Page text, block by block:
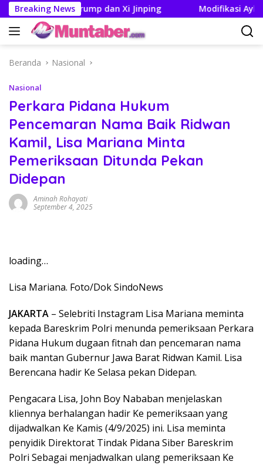
Langsung
ke
konten
Breaking NewsTrump dan Xi Jinping Modifikasi Ayla
Beranda Nasional
Nasional
Perkara Pidana Hukum
Pencemaran Nama Baik Ridwan
Kamil, Lisa Mariana Minta
Pemeriksaan Ditunda Pekan
Didepan
Aminah Rohayati
September 4, 2025
loading…
Lisa Mariana. Foto/Dok SindoNews
JAKARTA – Selebriti Instagram Lisa Mariana meminta
kepada Bareskrim Polri menunda pemeriksaan Perkara
Pidana Hukum dugaan fitnah dan pencemaran nama
baik mantan Gubernur Jawa Barat Ridwan Kamil. Lisa
Berencana hadir Ke Selasa pekan Didepan.
Pengacara Lisa, John Boy Nababan menjelaskan
kliennya berhalangan hadir Ke pemeriksaan yang
dijadwalkan Ke Kamis (4/9/2025) ini. Lisa meminta
penyidik Direktorat Tindak Pidana Siber Bareskrim
Polri Sebagai menjadwalkan ulang pemeriksaan Ke